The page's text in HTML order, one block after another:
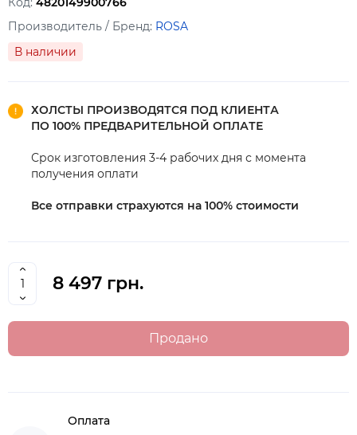
Производитель / Бренд: ROSA
В наличии
ХОЛСТЫ ПРОИЗВОДЯТСЯ ПОД КЛИЕНТА
ПО 100% ПРЕДВАРИТЕЛЬНОЙ ОПЛАТЕ
Срок изготовления 3-4 рабочих дня с момента
получения оплати
Все отправки страхуются на 100% стоимости
8 497 грн.
Продано
Оплата